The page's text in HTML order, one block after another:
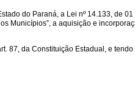
do Paraná, a Lei nº 14.133, de
Municípios”, a aquisição e
87, da Constituição Estadual, e